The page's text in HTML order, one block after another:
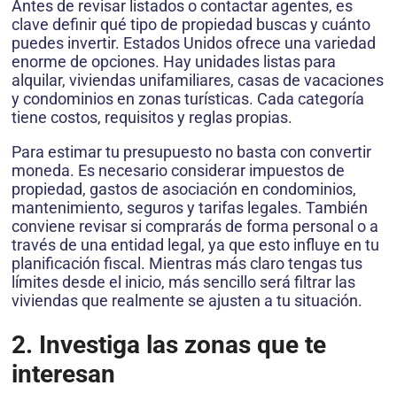
Antes de revisar listados o contactar agentes, es
clave definir qué tipo de propiedad buscas y cuánto
puedes invertir. Estados Unidos ofrece una variedad
enorme de opciones. Hay unidades listas para
alquilar, viviendas unifamiliares, casas de vacaciones
y condominios en zonas turísticas. Cada categoría
tiene costos, requisitos y reglas propias.
Para estimar tu presupuesto no basta con convertir
moneda. Es necesario considerar impuestos de
propiedad, gastos de asociación en condominios,
mantenimiento, seguros y tarifas legales. También
conviene revisar si comprarás de forma personal o a
través de una entidad legal, ya que esto influye en tu
planificación fiscal. Mientras más claro tengas tus
límites desde el inicio, más sencillo será filtrar las
viviendas que realmente se ajusten a tu situación.
2. Investiga las zonas que te
interesan